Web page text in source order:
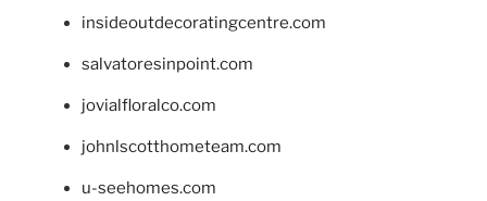
insideoutdecoratingcentre.com
salvatoresinpoint.com
jovialfloralco.com
johnlscotthometeam.com
u-seehomes.com